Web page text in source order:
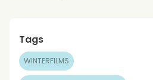
Tags
WINTERFILMS